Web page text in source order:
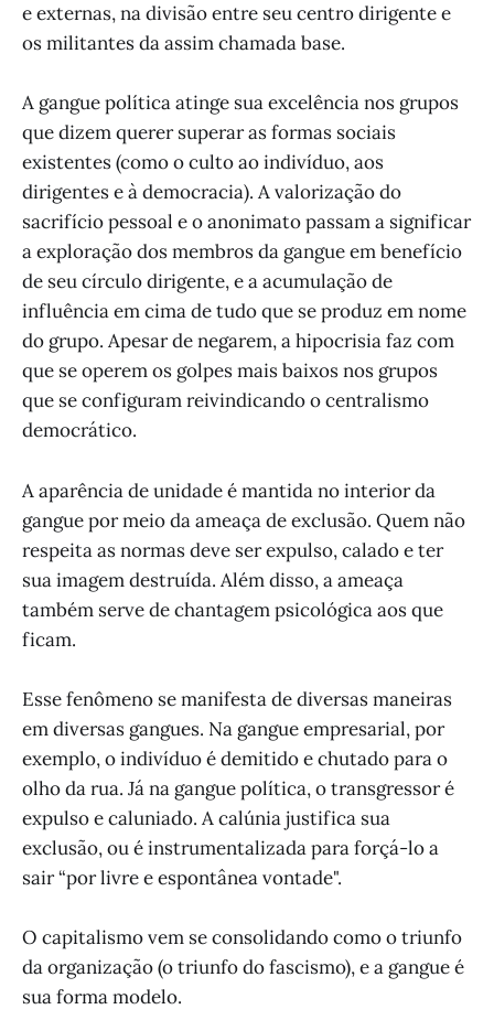
e externas, na divisão entre seu centro dirigente e
os militantes da assim chamada base.
A gangue política atinge sua excelência nos grupos
que dizem querer superar as formas sociais
existentes (como o culto ao indivíduo, aos
dirigentes e à democracia). A valorização do
sacrifício pessoal e o anonimato passam a significar
a exploração dos membros da gangue em benefício
de seu círculo dirigente, e a acumulação de
influência em cima de tudo que se produz em nome
do grupo. Apesar de negarem, a hipocrisia faz com
que se operem os golpes mais baixos nos grupos
que se configuram reivindicando o centralismo
democrático.
A aparência de unidade é mantida no interior da
gangue por meio da ameaça de exclusão. Quem não
respeita as normas deve ser expulso, calado e ter
sua imagem destruída. Além disso, a ameaça
também serve de chantagem psicológica aos que
ficam.
Esse fenômeno se manifesta de diversas maneiras
em diversas gangues. Na gangue empresarial, por
exemplo, o indivíduo é demitido e chutado para o
olho da rua. Já na gangue política, o transgressor é
expulso e caluniado. A calúnia justifica sua
exclusão, ou é instrumentalizada para forçá-lo a
sair “por livre e espontânea vontade".
O capitalismo vem se consolidando como o triunfo
da organização (o triunfo do fascismo), e a gangue é
sua forma modelo.